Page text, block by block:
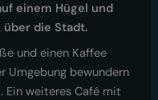
einem Hügel und
die Stadt.
und einen Kaffee
Umgebung bewundern
Ein weiteres Café mit